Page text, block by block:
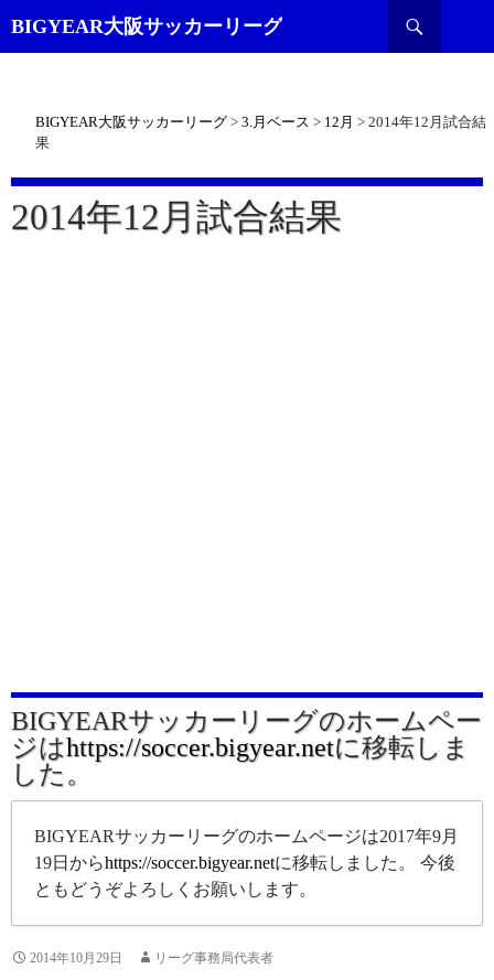
BIGYEAR大阪サッカーリーグ
索
BIGYEAR大阪サッカーリーグ > 3.月ベース > 12月 > 2014年12月試合結
果
2014年12月試合結果
BIGYEARサッカーリーグのホームペー
ジはhttps://soccer.bigyear.netに移転しま
した。
BIGYEARサッカーリーグのホームページは2017年9月
19日からhttps://soccer.bigyear.netに移転しました。 今後
ともどうぞよろしくお願いします。
2014年10月29日 リーグ事務局代表者